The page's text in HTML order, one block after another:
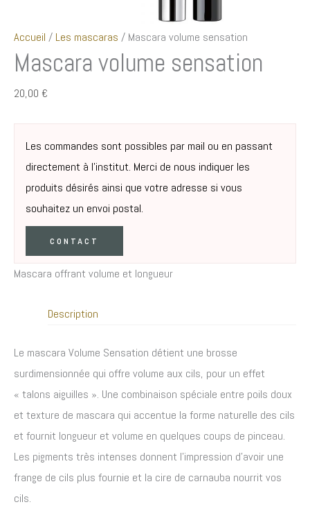
Accueil / Les mascaras / Mascara volume sensation
Mascara volume sensation
20,00 €
Les commandes sont possibles par mail ou en passant
directement à l’institut. Merci de nous indiquer les
produits désirés ainsi que votre adresse si vous
souhaitez un envoi postal.
CONTACT
Mascara offrant volume et longueur
Description
Le mascara Volume Sensation détient une brosse
surdimensionnée qui offre volume aux cils, pour un effet
« talons aiguilles ». Une combinaison spéciale entre poils doux
et texture de mascara qui accentue la forme naturelle des cils
et fournit longueur et volume en quelques coups de pinceau.
Les pigments très intenses donnent l’impression d’avoir une
frange de cils plus fournie et la cire de carnauba nourrit vos
cils.